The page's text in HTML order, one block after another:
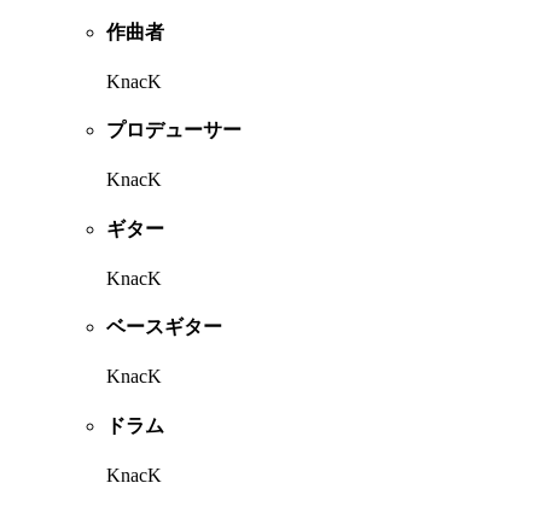
作曲者
KnacK
プロデューサー
KnacK
ギター
KnacK
ベースギター
KnacK
ドラム
KnacK